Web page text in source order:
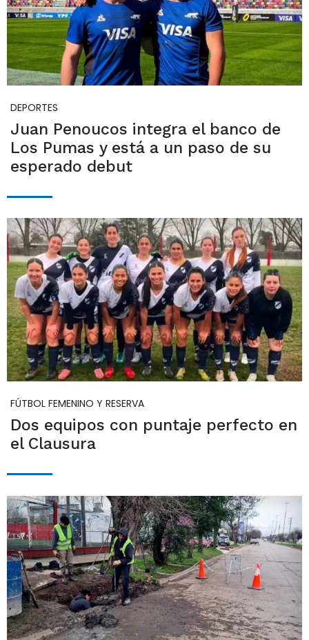
DEPORTES
Juan Penoucos integra el banco de
Los Pumas y está a un paso de su
esperado debut
FÚTBOL FEMENINO Y RESERVA
Dos equipos con puntaje perfecto en
el Clausura